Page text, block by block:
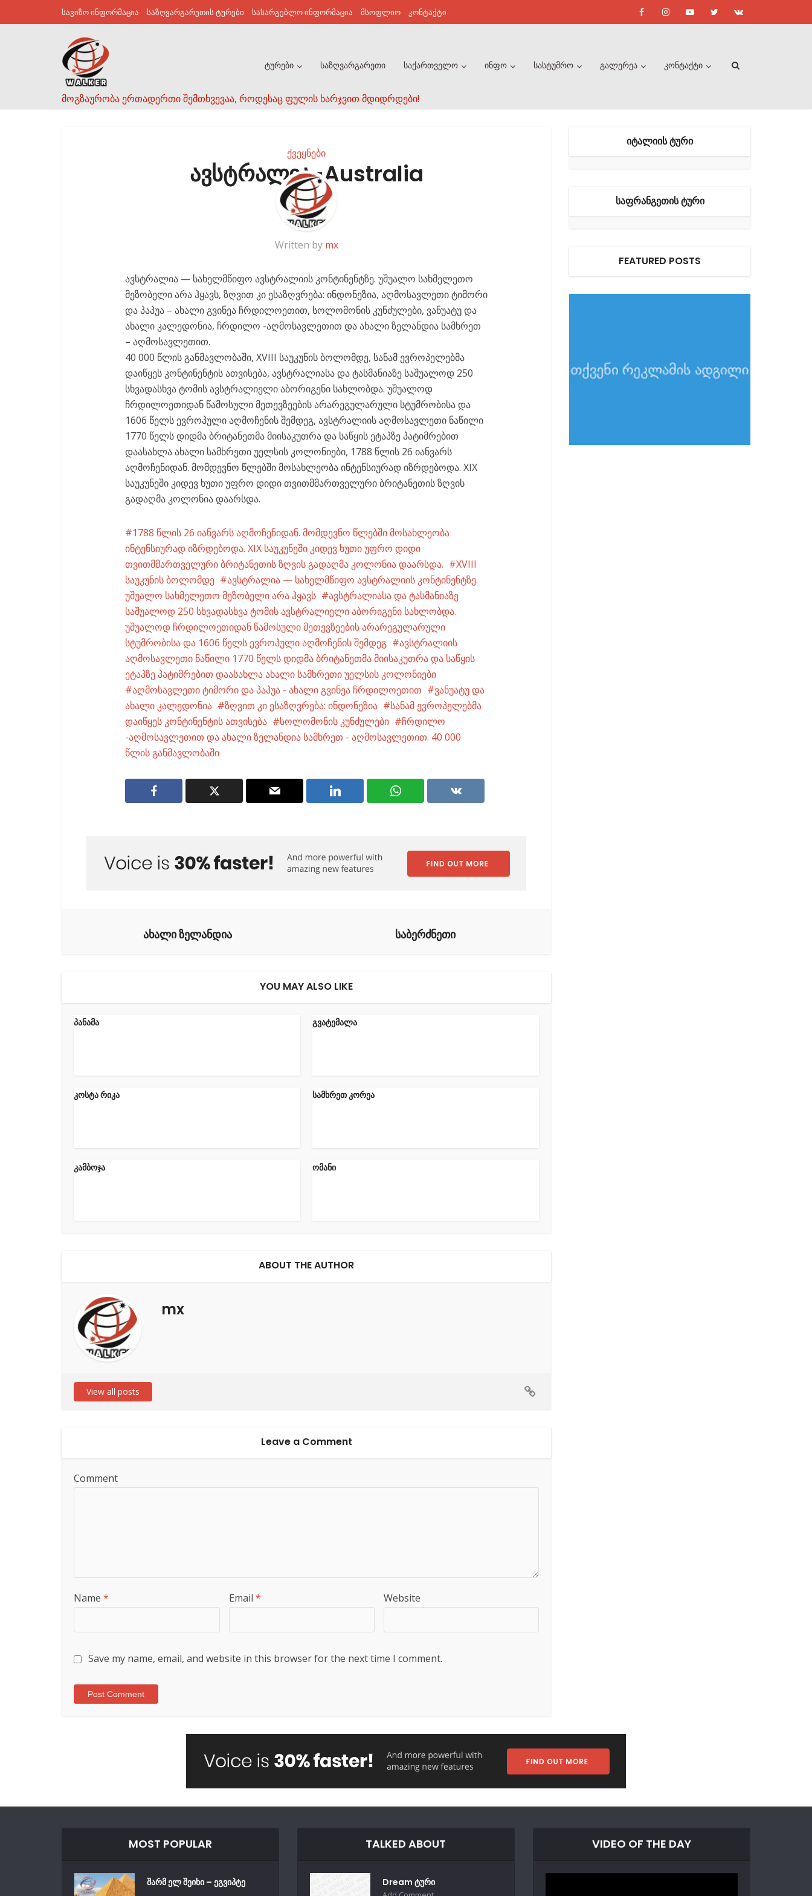
სავიზო ინფორმაცია საზღვარგარეთის ტურები სასარგებლო ინფორმაცია მსოფლიო კონტაქტი
მოგზაურობა ერთადერთი შემთხვევაა, როდესაც ფულის ხარჯვით მდიდრდები!
ტურები საზღვარგარეთი საქართველო ინფო სასტუმრო გალერეა კონტაქტი
ქვეყნები
ავსტრალია-Australia
Written by mx
ავსტრალია — სახელმწიფო ავსტრალიის კონტინენტზე. უშუალო სახმელეთო
მეზობელი არა ჰყავს, ზღვით კი ესაზღვრება: ინდონეზია, აღმოსავლეთი ტიმორი
და პაპუა – ახალი გვინეა ჩრდილოეთით, სოლომონის კუნძულები, ვანუატუ და
ახალი კალედონია, ჩრდილო -აღმოსავლეთით და ახალი ზელანდია სამხრეთ
– აღმოსავლეთით.
40 000 წლის განმავლობაში, XVIII საუკუნის ბოლომდე, სანამ ევროპელებმა
დაიწყეს კონტინენტის ათვისება, ავსტრალიასა და ტასმანიაზე საშუალოდ 250
სხვადასხვა ტომის ავსტრალიელი აბორიგენი სახლობდა. უშუალოდ
ჩრდილოეთიდან წამოსული მეთევზეების არარეგულარული სტუმრობისა და
1606 წელს ევროპული აღმოჩენის შემდეგ, ავსტრალიის აღმოსავლეთი ნაწილი
1770 წელს დიდმა ბრიტანეთმა მიისაკუთრა და საწყის ეტაპზე პატიმრებით
დაასახლა ახალი სამხრეთი უელსის კოლონიები, 1788 წლის 26 იანვარს
აღმოჩენიდან. მომდევნო წლებში მოსახლეობა ინტენსიურად იზრდებოდა. XIX
საუკუნეში კიდევ ხუთი უფრო დიდი თვითმმართველური ბრიტანეთის ზღვის
გადაღმა კოლონია დაარსდა.
1788 წლის 26 იანვარს აღმოჩენიდან. მომდევნო წლებში მოსახლეობა
ინტენსიურად იზრდებოდა. XIX საუკუნეში კიდევ ხუთი უფრო დიდი
თვითმმართველური ბრიტანეთის ზღვის გადაღმა კოლონია დაარსდა.
XVIII
საუკუნის ბოლომდე
ავსტრალია — სახელმწიფო ავსტრალიის კონტინენტზე.
უშუალო სახმელეთო მეზობელი არა ჰყავს
ავსტრალიასა და ტასმანიაზე
საშუალოდ 250 სხვადასხვა ტომის ავსტრალიელი აბორიგენი სახლობდა.
უშუალოდ ჩრდილოეთიდან წამოსული მეთევზეების არარეგულარული
სტუმრობისა და 1606 წელს ევროპული აღმოჩენის შემდეგ
ავსტრალიის
აღმოსავლეთი ნაწილი 1770 წელს დიდმა ბრიტანეთმა მიისაკუთრა და საწყის
ეტაპზე პატიმრებით დაასახლა ახალი სამხრეთი უელსის კოლონიები
აღმოსავლეთი ტიმორი და პაპუა - ახალი გვინეა ჩრდილოეთით
ვანუატუ და
ახალი კალედონია
ზღვით კი ესაზღვრება: ინდონეზია
სანამ ევროპელებმა
დაიწყეს კონტინენტის ათვისება
სოლომონის კუნძულები
ჩრდილო
-აღმოსავლეთით და ახალი ზელანდია სამხრეთ - აღმოსავლეთით. 40 000
წლის განმავლობაში
ახალი ზელანდია საბერძნეთი
YOU MAY ALSO LIKE
პანამა გვატემალა
კოსტა რიკა სამხრეთ კორეა
კამბოჯა ომანი
ABOUT THE AUTHOR
mx
View all posts
Leave a Comment
Comment
Name * Email * Website
Save my name, email, and website in this browser for the next time I comment.
ᲘᲢᲐᲚᲘᲘᲡ ᲢᲣᲠᲘ
ᲡᲐᲤᲠᲐᲜᲒᲔᲗᲘᲡ ᲢᲣᲠᲘ
FEATURED POSTS
MOST POPULAR
შარმ ელ შეიხი – ეგვიპტე
TALKED ABOUT
Dream ტური
VIDEO OF THE DAY